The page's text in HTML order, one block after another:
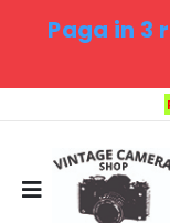
Paga in 3